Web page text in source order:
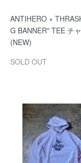
ANTIHERO ×
G BANNER" TEE チ
(NEW)
SOLD OUT